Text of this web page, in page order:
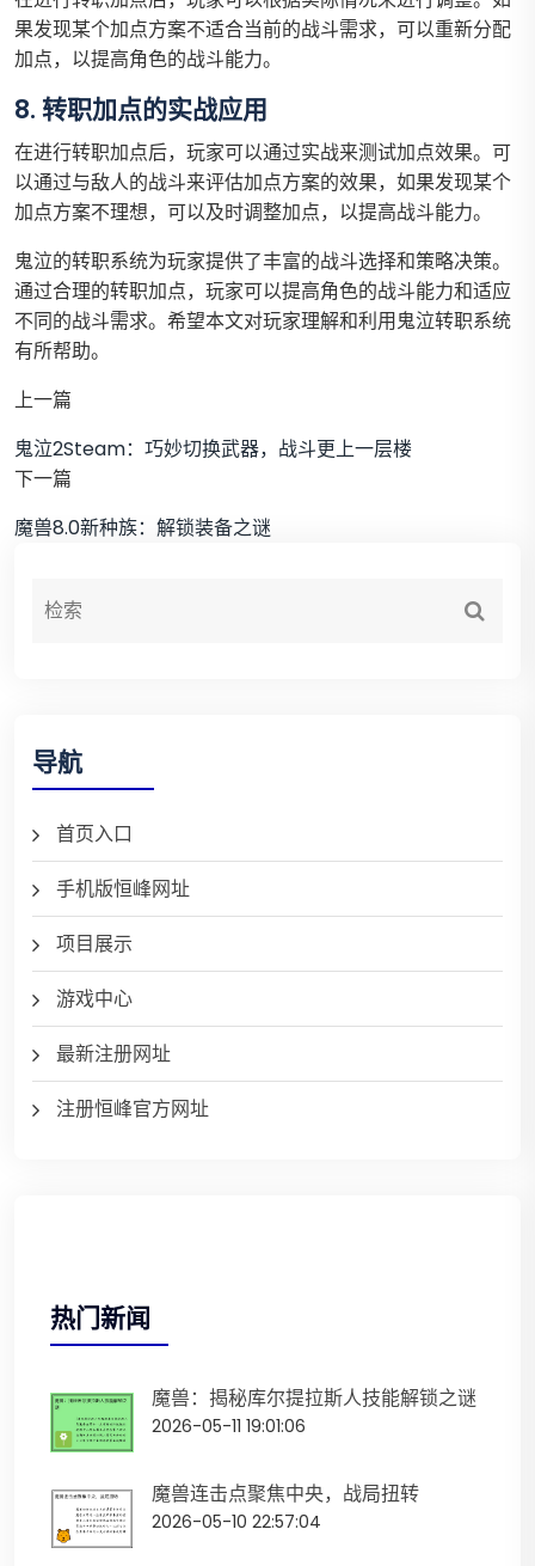
果发现某个加点方案不适合当前的战斗需求，可以重新分配
加点，以提高角色的战斗能力。
8. 转职加点的实战应用
在进行转职加点后，玩家可以通过实战来测试加点效果。可
以通过与敌人的战斗来评估加点方案的效果，如果发现某个
加点方案不理想，可以及时调整加点，以提高战斗能力。
鬼泣的转职系统为玩家提供了丰富的战斗选择和策略决策。
通过合理的转职加点，玩家可以提高角色的战斗能力和适应
不同的战斗需求。希望本文对玩家理解和利用鬼泣转职系统
有所帮助。
上一篇
鬼泣2Steam：巧妙切换武器，战斗更上一层楼
下一篇
魔兽8.0新种族：解锁装备之谜
导航
首页入口
手机版恒峰网址
项目展示
游戏中心
最新注册网址
注册恒峰官方网址
热门新闻
魔兽：揭秘库尔提拉斯人技能解锁之谜
2026-05-11 19:01:06
魔兽连击点聚焦中央，战局扭转
2026-05-10 22:57:04